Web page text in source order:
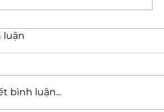
luận
bình luận...